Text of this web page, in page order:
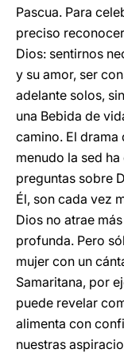
Pascua. Para
preciso
Dios: sentirnos
y su amor, ser
adelante solos,
una Bebida de
camino. El
menudo la sed
preguntas sobre
Él, son cada vez
Dios no atrae
profunda. Pero
mujer con un
Samaritana, por
puede revelar
alimenta con
nuestras